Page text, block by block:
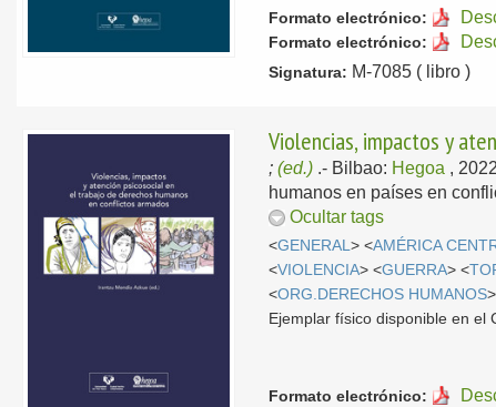
Formato electrónico:
Formato electrónico:
Signatura: M-7085 ( libro )
Violencias, impactos y
;(ed.) .- Bilbao: Hegoa , 2022
humanos en países en
Ocultar tags
<GENERAL> <AMÉRICA
<VIOLENCIA> <GUERRA> <
<ORG.DERECHOS HUMANOS
Ejemplar físico disponible en el
Formato electrónico: